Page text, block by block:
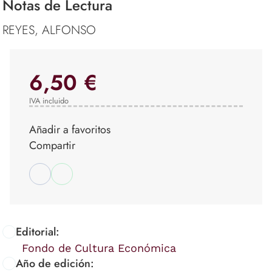
Notas de Lectura
REYES, ALFONSO
Editorial:
Fondo de Cultura Económica
Año de edición:
6,50 €
IVA incluido
Añadir a favoritos
Compartir